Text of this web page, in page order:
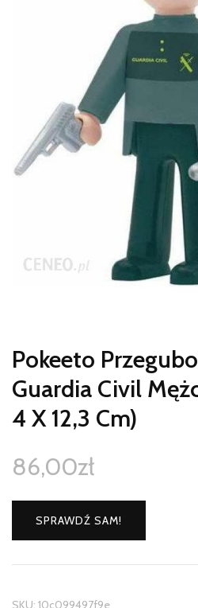
Pokeeto
Guardia Civil
4 X 12,3 Cm)
86,00zł
SPRAWDŹ SAM!
SKU: 10c099497f9e